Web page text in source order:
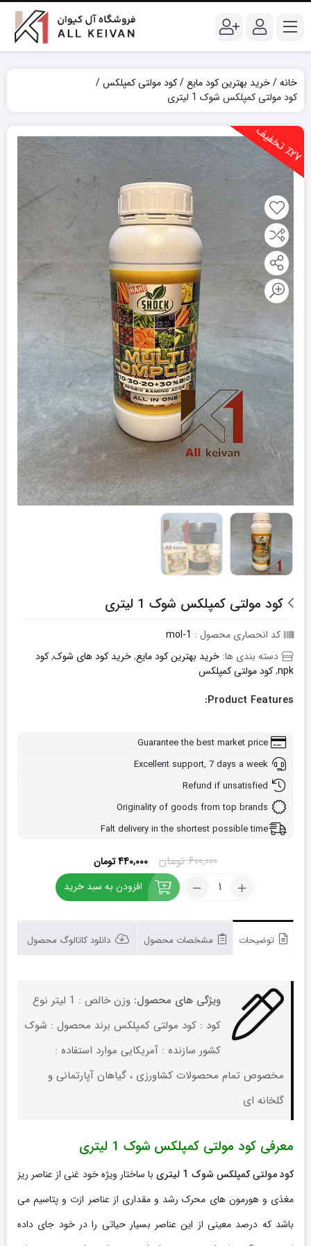
خانه خرید بهترین کود مایع
کود مولتی کمپلکس
کود مولتی کمپلکس شوک 1 لیتری
٪2
7
ت
خ
ف
یف
کود مولتی کمپلکس شوک 1 لیتری
کد انحصاری محصول : mol-1
دسته بندی ها: خرید بهترین کود مایع,خرید کود های شوک,کود
npk
,کود مولتی کمپلکس
Product Features:
Guarantee the best market price
Excellent support, 7 days a week
Refund if unsatisfied
Originality of goods from top brands
Falt delivery in the shortest possible time
600,000 تومان
قیمت
اصلی:
600,000 تومان
بود.
440,000تومان
فعلی:
440,000 تومان.
کود
مولتی
1
افزودن به سبد خرید
توضیحات مشخصات محصول دانلود کاتالوگ محصول
ویژگی های محصول:
وزن خالص : 1 لیتر نوع
کود : کود مولتی کمپلکس برند محصول : شوک
کشور سازنده : آمریکایی موارد استفاده :
مخصوص تمام محصولات کشاورزی ، گیاهان آپارتمانی و
گلخانه ای
معرفی کود مولتی کمپلکس شوک 1 لیتری
کود مولتی کمپلکس شوک 1 لیتری
با ساختار ویژه خود غنی از عناصر ریز
مغذی و هورمون های محرک رشد و مقداری از عناصر ازت و پتاسیم می
باشد که درصد معینی از این عناصر بسیار حیاتی را در خود جای داده